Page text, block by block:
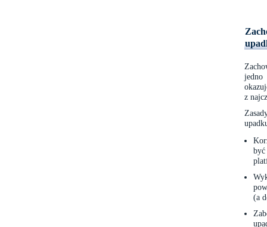
jedno
z
(a